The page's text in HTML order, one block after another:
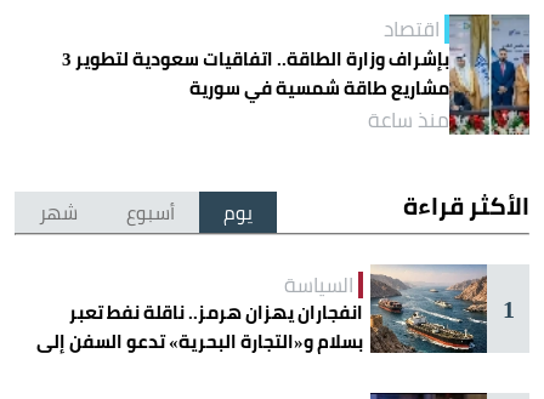
اقتصاد
بإشراف وزارة الطاقة.. اتفاقيات سعودية لتطوير 3
مشاريع طاقة شمسية في سورية
منذ ساعة
الأكثر قراءة يوم أسبوع شهر
1
السياسة
انفجاران يهزان هرمز.. ناقلة نفط تعبر
بسلام و«التجارة البحرية» تدعو السفن إلى